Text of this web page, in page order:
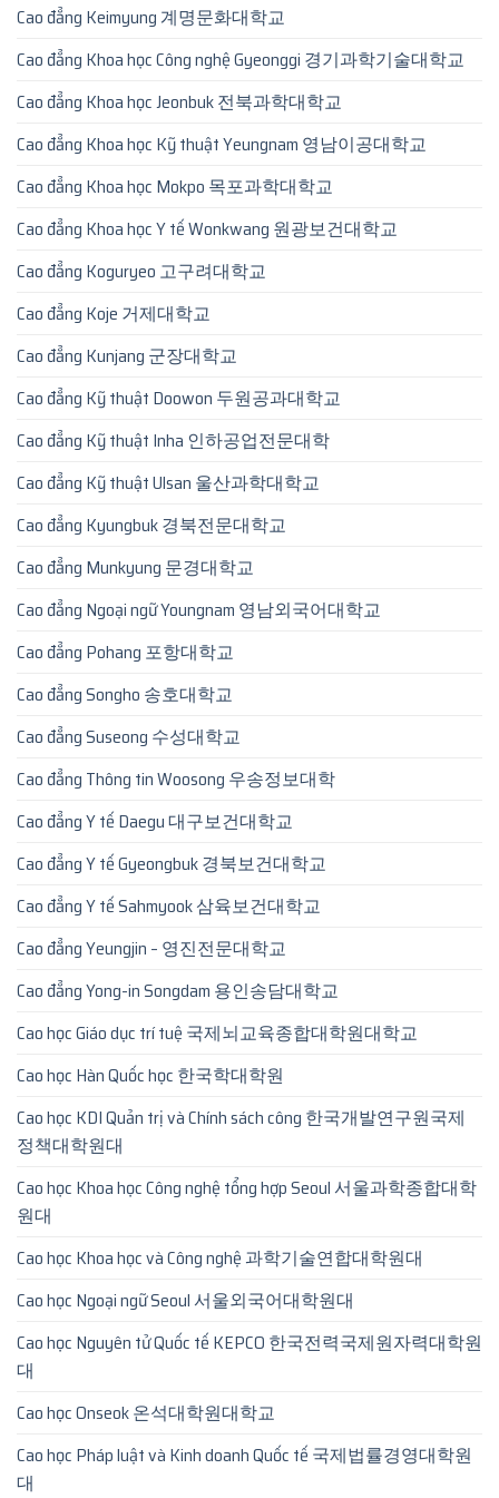
Cao đẳng Keimyung 계명문화대학교
Cao đẳng Khoa học Công nghệ Gyeonggi 경기과학기술대학교
Cao đẳng Khoa học Jeonbuk 전북과학대학교
Cao đẳng Khoa học Kỹ thuật Yeungnam 영남이공대학교
Cao đẳng Khoa học Mokpo 목포과학대학교
Cao đẳng Khoa học Y tế Wonkwang 원광보건대학교
Cao đẳng Koguryeo 고구려대학교
Cao đẳng Koje 거제대학교
Cao đẳng Kunjang 군장대학교
Cao đẳng Kỹ thuật Doowon 두원공과대학교
Cao đẳng Kỹ thuật Inha 인하공업전문대학
Cao đẳng Kỹ thuật Ulsan 울산과학대학교
Cao đẳng Kyungbuk 경북전문대학교
Cao đẳng Munkyung 문경대학교
Cao đẳng Ngoại ngữ Youngnam 영남외국어대학교
Cao đẳng Pohang 포항대학교
Cao đẳng Songho 송호대학교
Cao đẳng Suseong 수성대학교
Cao đẳng Thông tin Woosong 우송정보대학
Cao đẳng Y tế Daegu 대구보건대학교
Cao đẳng Y tế Gyeongbuk 경북보건대학교
Cao đẳng Y tế Sahmyook 삼육보건대학교
Cao đẳng Yeungjin – 영진전문대학교
Cao đẳng Yong-in Songdam 용인송담대학교
Cao học Giáo dục trí tuệ 국제뇌교육종합대학원대학교
Cao học Hàn Quốc học 한국학대학원
Cao học KDI Quản trị và Chính sách công 한국개발연구원국제
정책대학원대
Cao học Khoa học Công nghệ tổng hợp Seoul 서울과학종합대학
원대
Cao học Khoa học và Công nghệ 과학기술연합대학원대
Cao học Ngoại ngữ Seoul 서울외국어대학원대
Cao học Nguyên tử Quốc tế KEPCO 한국전력국제원자력대학원
대
Cao học Onseok 온석대학원대학교
Cao học Pháp luật và Kinh doanh Quốc tế 국제법률경영대학원
대